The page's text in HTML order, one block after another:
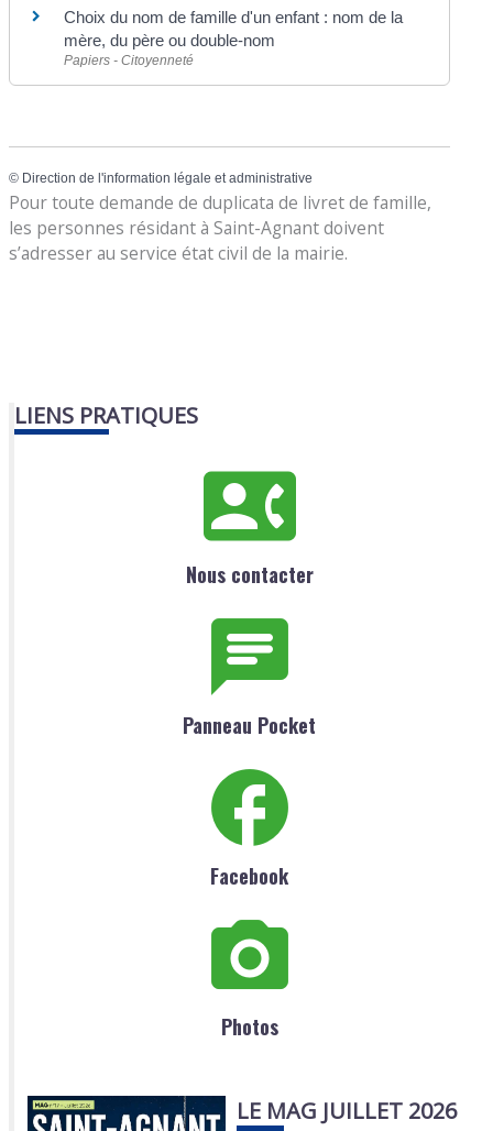
Choix du nom de famille d'un enfant : nom de la
mère, du père ou double-nom
Papiers - Citoyenneté
© Direction de l'information légale et administrative
Pour toute demande de duplicata de livret de famille,
les personnes résidant à Saint-Agnant doivent
s’adresser au service état civil de la mairie.
LIENS PRATIQUES
Nous contacter
Panneau Pocket
Facebook
Photos
LE MAG JUILLET 2026